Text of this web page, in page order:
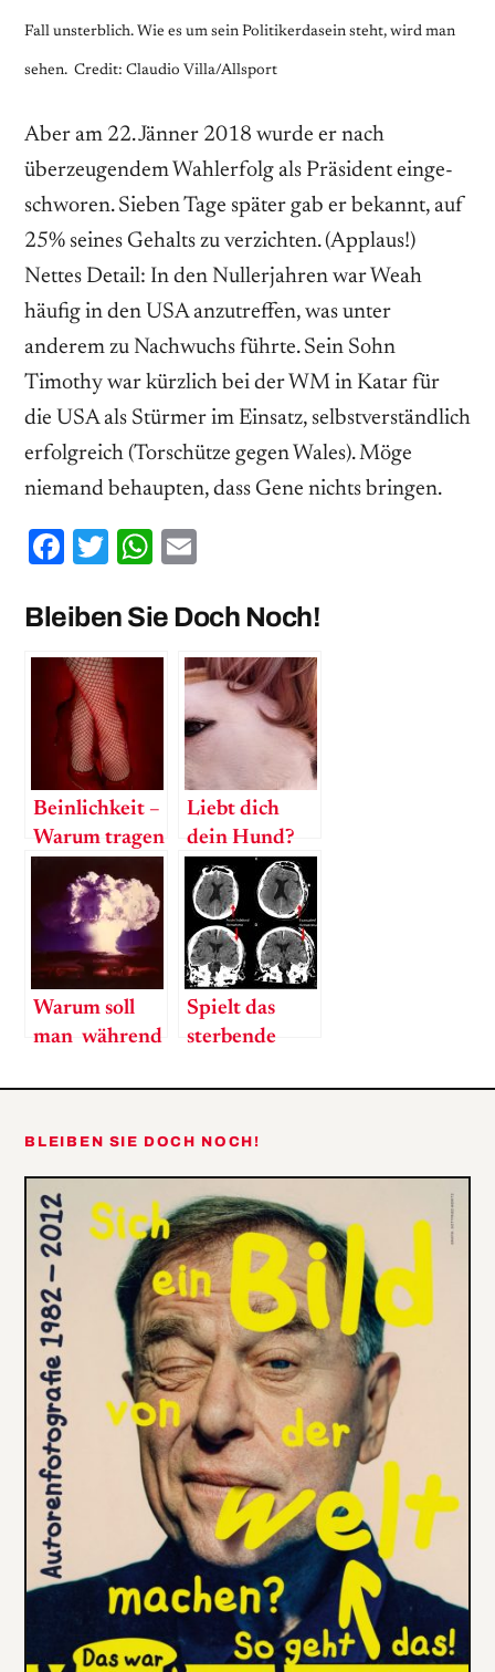
Fall unsterblich. Wie es um sein Politikerdasein steht, wird man
sehen. Credit: Claudio Villa/Allsport
Aber am 22. Jänner 2018 wurde er nach
überzeugendem Wahlerfolg als Präsident einge­
schworen. Sieben Tage später gab er bekannt, auf
25% seines Gehalts zu verzichten. (Applaus!)
Nettes Detail: In den Nullerjahren war Weah
häufig in den USA anzutreffen, was unter
anderem zu Nachwuchs führte. Sein Sohn
Timothy war kürzlich bei der WM in Katar für
die USA als Stürmer im Einsatz, selbstverständlich
erfolgreich (Torschütze gegen Wales). Möge
niemand behaupten, dass Gene nichts bringen.
Facebook
TwitterWhatsApp
Bleiben Sie Doch Noch!
Beinlichkeit –
Warum tragen
Frauen High
Heels?
Liebt dich
dein Hund?
Warum soll
man während
Atomkriegs
Conditioner
verwenden?
Spielt das
sterbende
letzten Film?
BLEIBEN SIE DOCH NOCH!